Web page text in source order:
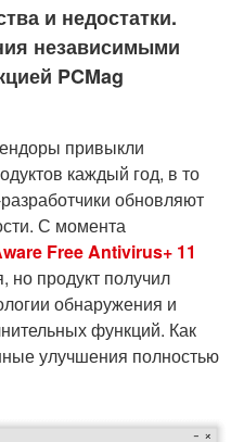
и недостатки.
независимыми
PCMag
привыкли
каждый год, в то
обновляют
С момента
Free Antivirus+ 11
но продукт получил
обнаружения и
функций. Как
улучшения полностью